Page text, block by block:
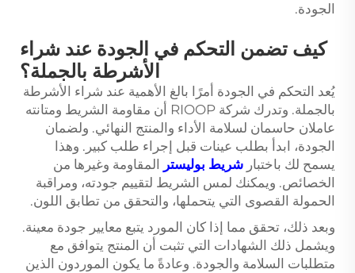
الجودة.
كيف تضمن التحكم في الجودة عند شراء
الأشرطة بالجملة؟
يُعد التحكم في الجودة أمرًا بالغ الأهمية عند شراء الأشرطة
بالجملة. وتدرك شركة RIOOP أن مقاومة الشريط ومتانته
عاملان حاسمان لسلامة الأداء والمنتج النهائي. ولضمان
الجودة، ابدأ بطلب عينات قبل إجراء طلب كبير. وهذا
يسمح لك باختبار شريط بوليستر
المقاومة وغيرها من
الخصائص. ويمكنك لمس الشريط لتقييم جودته، ومراقبة
الحمولة القصوى التي يتحملها، والتحقق من تطابق اللون.
وبعد ذلك، تحقق مما إذا كان المورد يتبع معايير جودة معينة.
ويشمل ذلك الشهادات التي تثبت أن المنتج يتوافق مع
متطلبات السلامة والجودة. وعادةً ما يكون الموردون الذين